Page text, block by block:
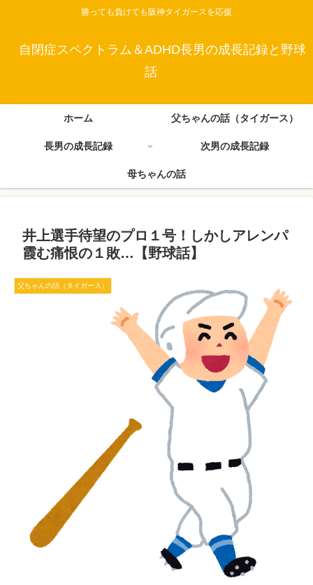
勝っても負けても阪神タイガースを応援
自閉症スペクトラム＆ADHD長男の成長記録と野球
話
ホーム 父ちゃんの話（タイガース）
長男の成長記録 次男の成長記録
母ちゃんの話
井上選手待望のプロ１号！しかしアレンパ
霞む痛恨の１敗…【野球話】
父ちゃんの話（タイガース）